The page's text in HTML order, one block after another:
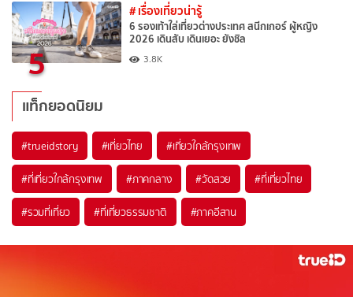
5
# เรื่องเที่ยวน่ารู้
6 รองเท้าใส่เที่ยวต่างประเทศ สนีกเกอร์ ผู้หญิง
2026 เดินสับ เดินเยอะ ยังชิล
3.8K
แท็กยอดนิยม
#trueidstory #เที่ยวไทย #เที่ยวใกล้กรุงเทพ
#ที่เที่ยวใกล้กรุงเทพ #ภาคกลาง #วัดสวย #ที่เที่ยวไทย
#รวมที่เที่ยว #ที่เที่ยวธรรมชาติ #ภาคอีสาน